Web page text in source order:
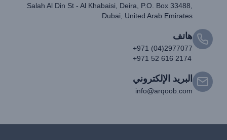
Salah Al Din St - Al Khabaisi, Deira, P.O. Box 33488,
Dubai, United Arab Emirates
هاتف
+971 (04)2977077
+971 52 616 2174
البريد الإلكتروني
info@arqoob.com